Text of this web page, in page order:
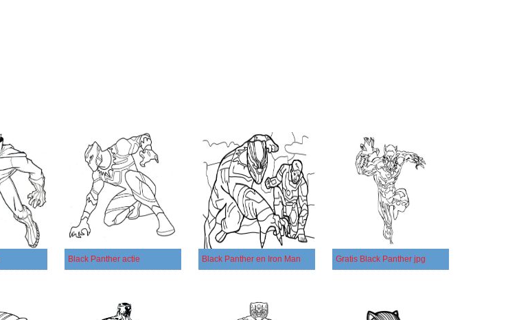
Black Panther actie Black Panther en Iron Man Gratis Black Panther jpg